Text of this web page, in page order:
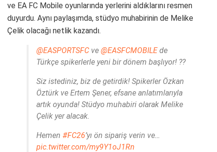
ve EA FC Mobile oyunlarında yerlerini aldıklarını resmen
duyurdu. Aynı paylaşımda, stüdyo muhabirinin de Melike
Çelik olacağı netlik kazandı.
@EASPORTSFC ve @EASFCMOBILEde
Türkçe spikerlerle yeni bir dönem başlıyor! ??
Siz istediniz, biz de getirdik! Spikerler Özkan
Öztürk ve Ertem Şener, efsane anlatımlarıyla
artık oyunda! Stüdyo muhabiri olarak Melike
Çelik yer alacak.
Hemen #FC26’yı ön sipariş verin ve…
pic.twitter.com/my9Y1oJ1Rn